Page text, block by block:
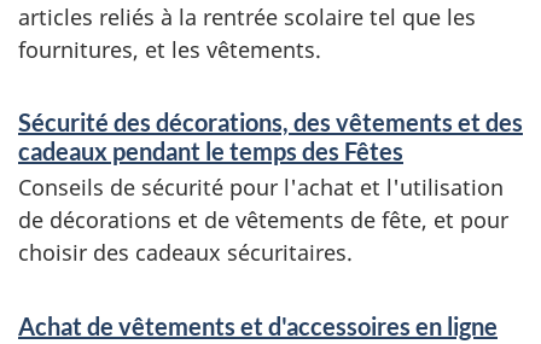
articles reliés à la rentrée scolaire tel que les
fournitures, et les vêtements.
Sécurité des décorations, des vêtements et des
cadeaux pendant le temps des Fêtes
Conseils de sécurité pour l'achat et l'utilisation
de décorations et de vêtements de fête, et pour
choisir des cadeaux sécuritaires.
Achat de vêtements et d'accessoires en ligne